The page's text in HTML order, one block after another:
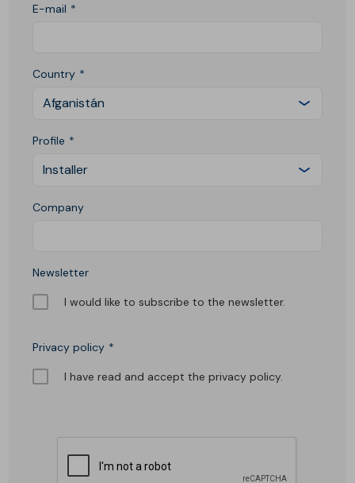
E-mail
Country
Afganistán
Profile
Installer
Company
Newsletter
I would like to subscribe to the newsletter.
Privacy policy
I have read and accept the privacy policy.